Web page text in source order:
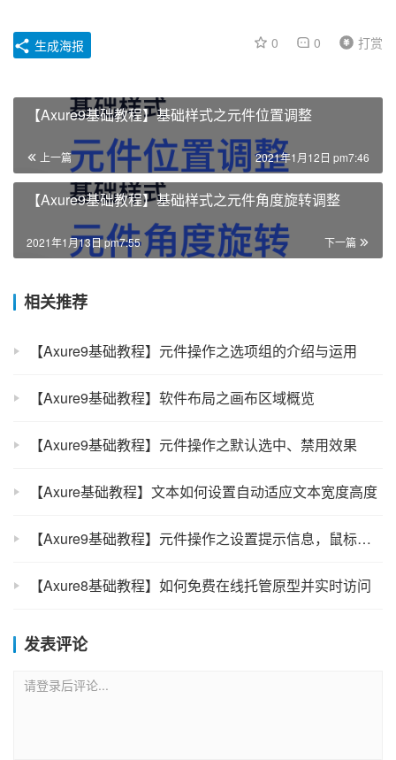
0 0 打赏
生成海报
【Axure9基础教程】基础样式之元件位置调整
上一篇 2021年1月12日 pm7:46
【Axure9基础教程】基础样式之元件角度旋转调整
下一篇
2021年1月13日 pm7:55
相关推荐
【Axure9基础教程】元件操作之选项组的介绍与运用
【Axure9基础教程】软件布局之画布区域概览
【Axure9基础教程】元件操作之默认选中、禁用效果
【Axure基础教程】文本如何设置自动适应文本宽度高度
【Axure9基础教程】元件操作之设置提示信息，鼠标悬停出现文本提示
【Axure8基础教程】如何免费在线托管原型并实时访问
发表评论
请登录后评论...